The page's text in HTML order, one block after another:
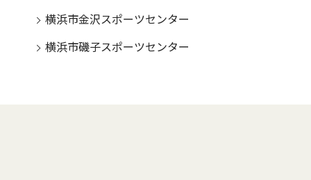
横浜市金沢スポーツセンター
横浜市磯子スポーツセンター